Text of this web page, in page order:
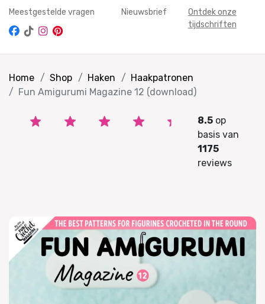
Meestgestelde vragen Nieuwsbrief
Ontdek onze
tijdschriften
Home Shop Haken
Haakpatronen
Fun Amigurumi Magazine 12 (download)
8.5op
basis van
1175
reviews